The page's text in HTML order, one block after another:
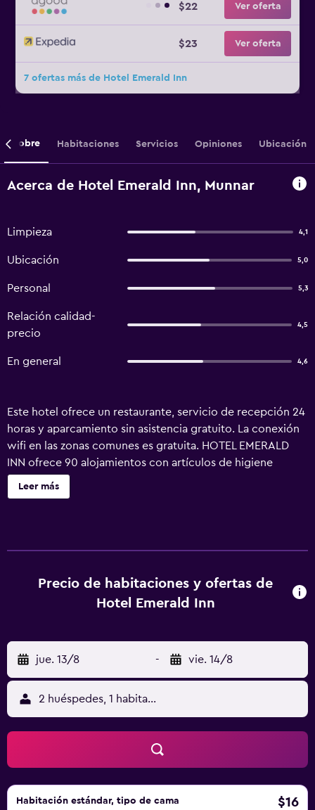
$22 Ver oferta
$23 Ver oferta
7 ofertas más de Hotel Emerald Inn
Sobre Habitaciones Servicios Opiniones Ubicación
Acerca de Hotel Emerald Inn, Munnar
Limpieza 4,1
Ubicación 5,0
Personal 5,3
Relación calidad-
precio
4,5
En general 4,6
Este hotel ofrece un restaurante, servicio de recepción 24
horas y aparcamiento sin asistencia gratuito. La conexión
wifi en las zonas comunes es gratuita. HOTEL EMERALD
INN ofrece 90 alojamientos con artículos de higiene
personal gratuitos. Este hotel en Devikolam ofrece acceso
a Internet wifi gratis con una velocidad de 25 Mbps o más.
Leer más
Precio de habitaciones y ofertas de
Hotel Emerald Inn
jue. 13/8 - vie. 14/8
2 huéspedes, 1 habitación
Habitación estándar, tipo de cama
$16